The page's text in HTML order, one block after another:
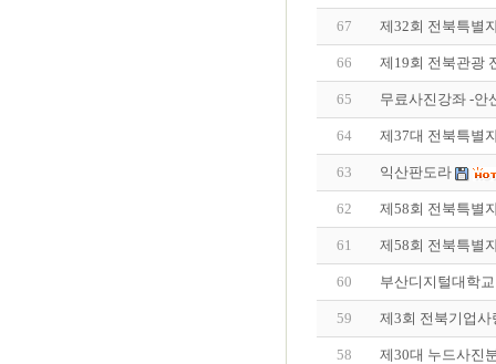
67 제32회 전북특별
66 제19회 전북관광
65 무료사진강좌 -안
64 제37대 전북특별
63 익산판도라
62 제58회 전북특별
61 제58회 전북특별
60 부산디지털대학
59 제3회 전북기업사
58 제30대 누드사진